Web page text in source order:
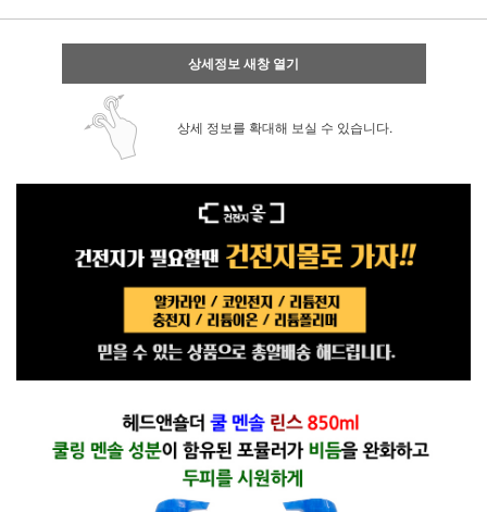
상세정보 새창 열기
상세 정보를 확대해 보실 수 있습니다.